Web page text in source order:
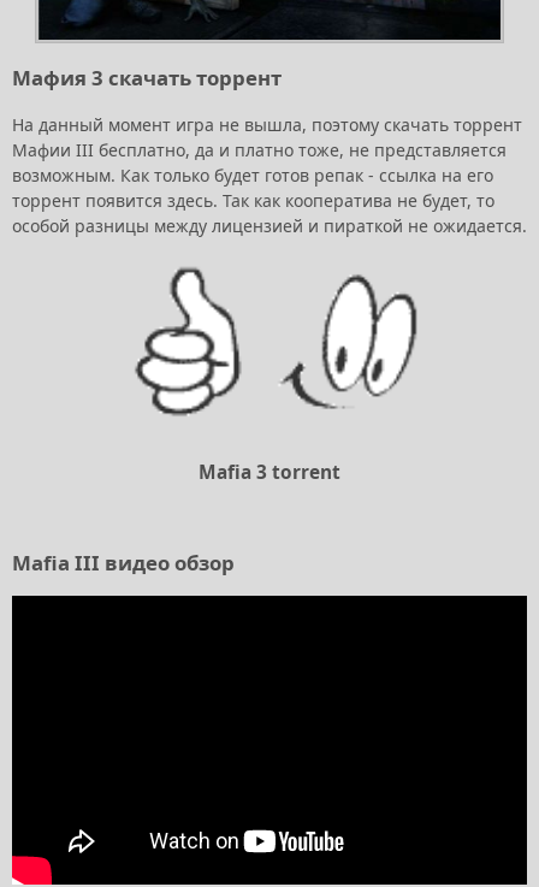
Мафия 3 скачать торрент
На данный момент игра не вышла, поэтому скачать торрент
Мафии III бесплатно, да и платно тоже, не представляется
возможным. Как только будет готов репак - ссылка на его
торрент появится здесь. Так как кооператива не будет, то
особой разницы между лицензией и пираткой не ожидается.
Mafia 3 torrent
Mafia III видео обзор